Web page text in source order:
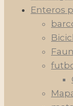
Enteros